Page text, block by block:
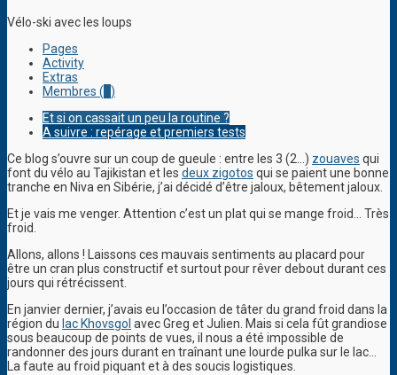
Vélo-ski avec les loups
Pages
Activity
Extras
Membres ( )
Et si on cassait un peu la routine ?
A suivre : repérage et premiers tests
Ce blog s’ouvre sur un coup de gueule : entre les 3 (2…) zouaves qui
font du vélo au Tajikistan et les deux zigotos qui se paient une bonne
tranche en Niva en Sibérie, j’ai décidé d’être jaloux, bêtement jaloux.
Et je vais me venger. Attention c’est un plat qui se mange froid… Très
froid.
Allons, allons ! Laissons ces mauvais sentiments au placard pour
être un cran plus constructif et surtout pour rêver debout durant ces
jours qui rétrécissent.
En janvier dernier, j’avais eu l’occasion de tâter du grand froid dans la
région du lac Khovsgol avec Greg et Julien. Mais si cela fût grandiose
sous beaucoup de points de vues, il nous a été impossible de
randonner des jours durant en traînant une lourde pulka sur le lac…
La faute au froid piquant et à des soucis logistiques.